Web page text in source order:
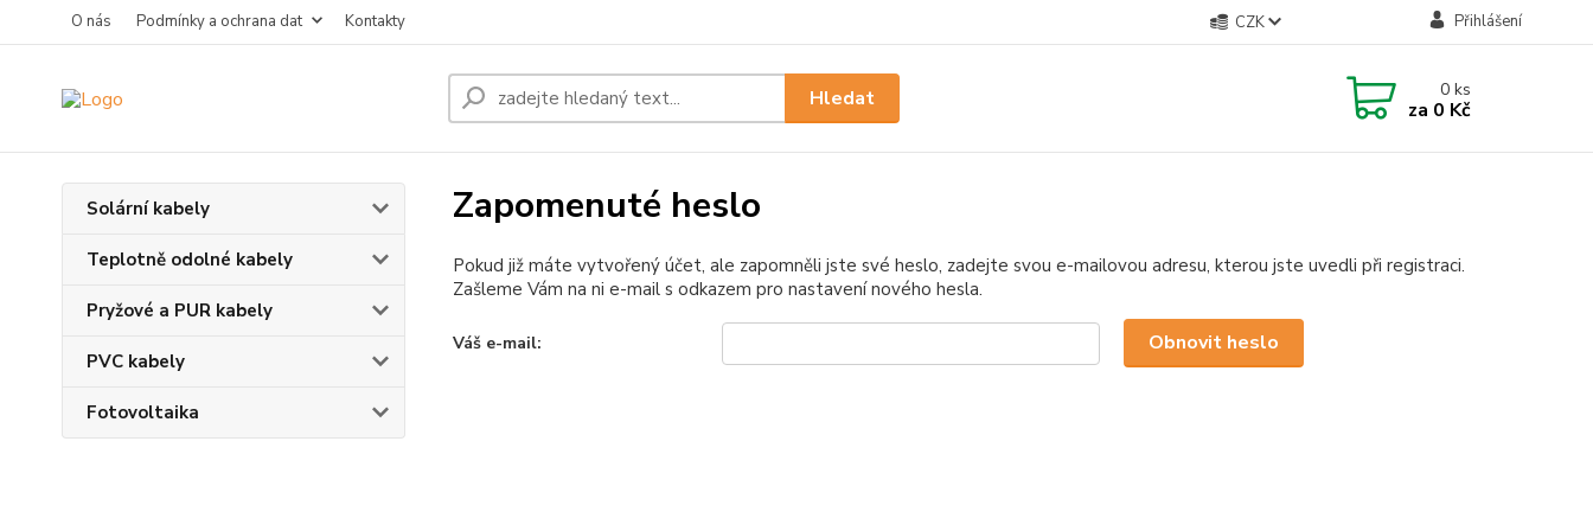
O nás Podmínky a ochrana dat Kontakty CZK Přihlášení
Hledat 0ks
za 0 Kč
Solární kabely
Teplotně odolné kabely
Pryžové a PUR kabely
PVC kabely
Fotovoltaika
Zapomenuté heslo
Pokud již máte vytvořený účet, ale zapomněli jste své heslo, zadejte svou e-mailovou adresu, kterou jste uvedli při registraci.
Zašleme Vám na ni e-mail s odkazem pro nastavení nového hesla.
Váš e-mail: Obnovit heslo